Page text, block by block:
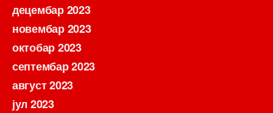
децембар 2023
новембар 2023
октобар 2023
септембар 2023
август 2023
јул 2023